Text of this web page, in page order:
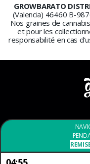
GROWBARATO
(Valencia) 46460 B-
Nos graines de
et pour les
responsabilité en cas